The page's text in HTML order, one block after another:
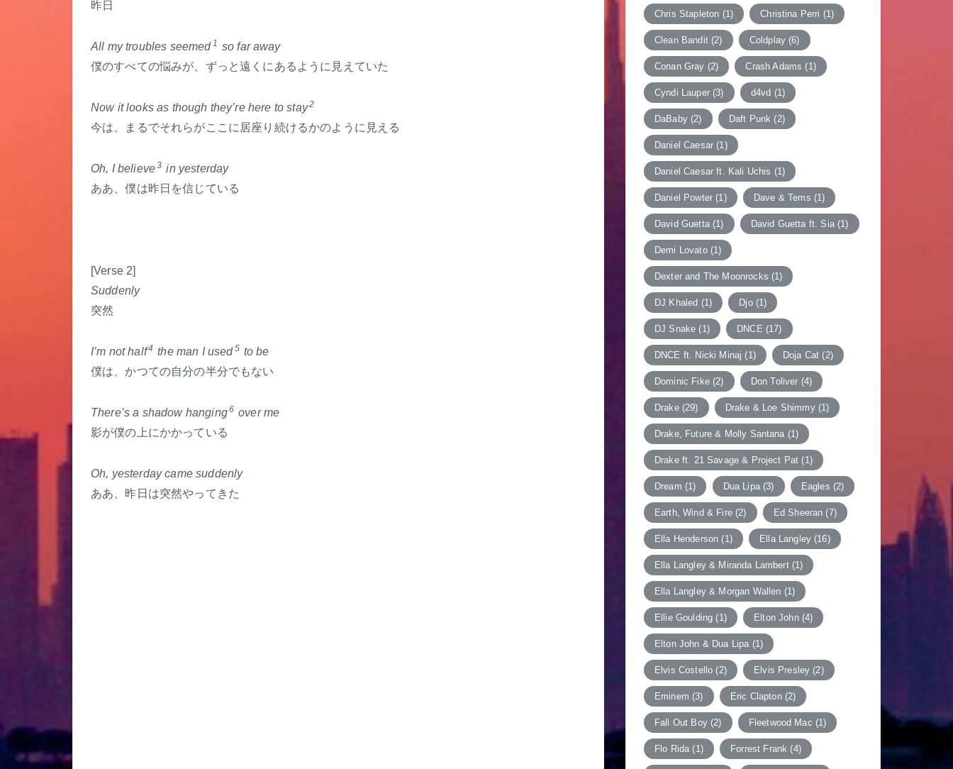
昨日
All my troubles seemed1 so far away
僕のすべての悩みが、ずっと遠くにあるように見えていた
Now it looks as though they’re here to stay2
今は、まるでそれらがここに居座り続けるかのように見える
Oh, I believe3 in yesterday
ああ、僕は昨日を信じている
[Verse 2]
Suddenly
突然
I’m not half4 the man I used5 to be
僕は、かつての自分の半分でもない
There’s a shadow hanging6 over me
影が僕の上にかかっている
Oh, yesterday came suddenly
ああ、昨日は突然やってきた
Chris Stapleton (1) Christina Perri (1)
Clean Bandit(2) Coldplay (6)
Conan Gray (2) Crash Adams (1)
Cyndi Lauper(3) d4vd (1)
DaBaby(2) Daft Punk (2)
Daniel Caesar (1)
Daniel Caesar ft. Kali Uchis (1)
Daniel Powter (1) Dave & Tems (1)
David Guetta(1) David Guetta ft. Sia(1)
Demi Lovato(1)
Dexter and The Moonrocks (1)
DJ Khaled (1) Djo(1)
DJ Snake (1) DNCE (17)
DNCE ft. Nicki Minaj (1) Doja Cat (2)
Dominic Fike(2) Don Toliver (4)
Drake(29) Drake & Loe Shimmy(1)
Drake, Future & Molly Santana (1)
Drake ft. 21 Savage & Project Pat (1)
Dream (1) Dua Lipa(3) Eagles (2)
Earth, Wind & Fire(2) Ed Sheeran (7)
Ella Henderson (1) Ella Langley(16)
Ella Langley & Miranda Lambert(1)
Ella Langley & Morgan Wallen (1)
Ellie Goulding (1) Elton John(4)
Elton John & Dua Lipa (1)
Elvis Costello (2) Elvis Presley (2)
Eminem (3) Eric Clapton(2)
Fall Out Boy(2) Fleetwood Mac (1)
Flo Rida (1) Forrest Frank (4)